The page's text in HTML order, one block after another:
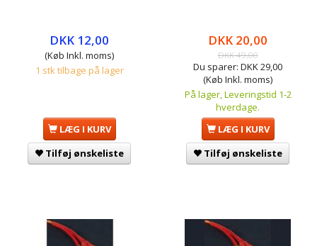
DKK 12,00
(Køb Inkl. moms)
1 stk tilbage på lager
LÆG I KURV
Tilføj ønskeliste
DKK 20,00
DKK 49,00
Du sparer: DKK 29,00
(Køb Inkl. moms)
På lager, Leveringstid 1-2
hverdage.
LÆG I KURV
Tilføj ønskeliste